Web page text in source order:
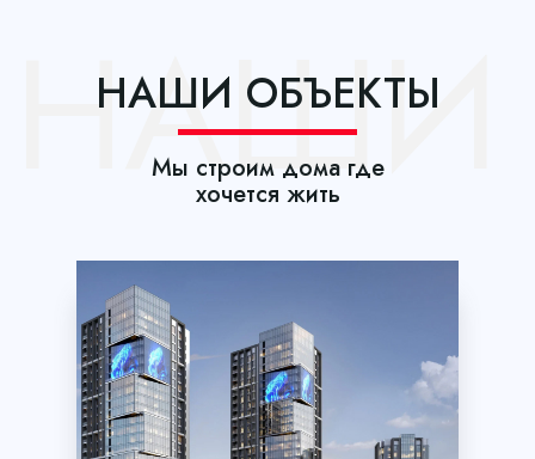
НАШИ
НАШИ ОБЪЕКТЫ
Мы строим дома где
хочется жить